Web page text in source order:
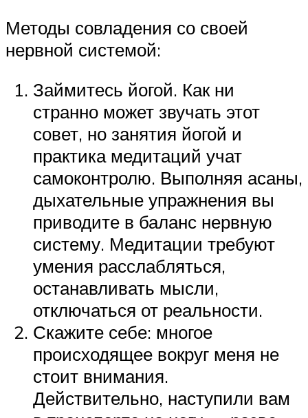
Методы совладения со своей
нервной системой:
Займитесь йогой. Как ни
странно может звучать этот
совет, но занятия йогой и
практика медитаций учат
самоконтролю. Выполняя асаны,
дыхательные упражнения вы
приводите в баланс нервную
систему. Медитации требуют
умения расслабляться,
останавливать мысли,
отключаться от реальности.
Скажите себе: многое
происходящее вокруг меня не
стоит внимания.
Действительно, наступили вам